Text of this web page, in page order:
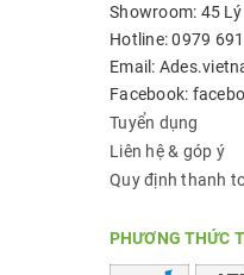
Showroom: 45
Hotline: 0979
Email:
Facebook:
Tuyển dụng
Liên hệ & góp ý
Quy định thanh
PHƯƠNG THỨC